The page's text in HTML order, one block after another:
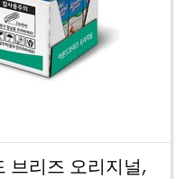
브리즈 오리지널,